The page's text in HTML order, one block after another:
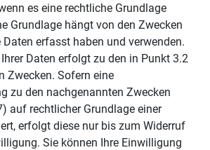
es eine rechtliche Grundlage
Grundlage hängt von den Zwecken
erfasst haben und verwenden.
Daten erfolgt zu den in Punkt 3.2
Zwecken. Sofern eine
zu den nachgenannten Zwecken
auf rechtlicher Grundlage einer
erfolgt diese nur bis zum Widerruf
Sie können Ihre Einwilligung